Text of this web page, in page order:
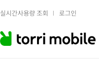
실시간사용량 조회 로그인